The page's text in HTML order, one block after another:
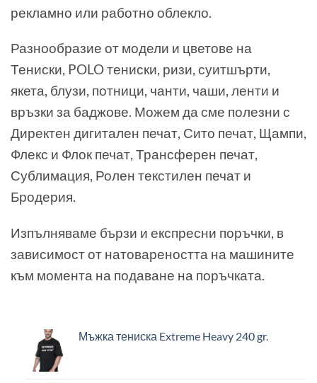
рекламно или работно облекло.
Разнообразие от модели и цветове на
Тениски, POLO тениски, ризи, суитшърти,
якета, блузи, потници, чанти, чаши, ленти и
връзки за баджове. Можем да сме полезни с
Директен дигитален печат, Сито печат, Щампи,
Флекс и Флок печат, Трансферен печат,
Сублимация, Ролен текстилен печат и
Бродерия.
Изпълняваме бързи и експресни поръчки, в
зависимост от натовареността на машините
към момента на подаване на поръчката.
Мъжка тениска Extreme Heavy 240 gr.